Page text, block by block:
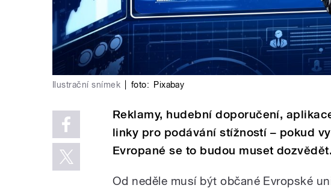
Ilustrační snímek foto: Pixabay
Reklamy, hudební doporučení,
linky pro podávání stížností – pokud
Evropané se to budou muset dozvědět.
Od neděle musí být občané Evropské